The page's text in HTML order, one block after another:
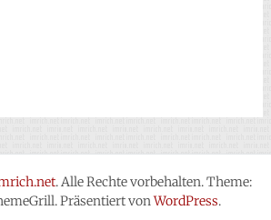
. Alle Rechte vorbehalten. Theme:
Präsentiert vonWordPress.